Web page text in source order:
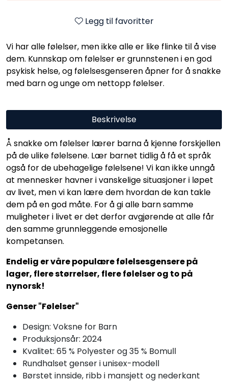
Legg til favoritter
Vi har alle følelser, men ikke alle er like flinke til å vise
dem. Kunnskap om følelser er grunnstenen i en god
psykisk helse, og følelsesgenseren åpner for å snakke
med barn og unge om nettopp følelser.
Beskrivelse
Å snakke om følelser lærer barna å kjenne forskjellen
på de ulike følelsene. Lær barnet tidlig å få et språk
også for de ubehagelige følelsene! Vi kan ikke unngå
at mennesker havner i vanskelige situasjoner i løpet
av livet, men vi kan lære dem hvordan de kan takle
dem på en god måte. For å gi alle barn samme
muligheter i livet er det derfor avgjørende at alle får
den samme grunnleggende emosjonelle
kompetansen.
Endelig er våre populære følelsesgensere på
lager, flere størrelser, flere følelser og to på
nynorsk!
Genser "Følelser"
Design: Voksne for Barn
Produksjonsår: 2024
Kvalitet: 65 % Polyester og 35 % Bomull
Rundhalset genser i unisex-modell
Børstet innside, ribb i mansjett og nederkant